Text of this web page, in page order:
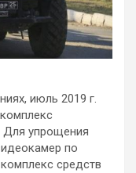
июль 2019 г.
Для упрощения
по
средств